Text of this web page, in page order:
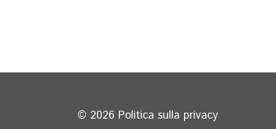
© 2026 Politica sulla privacy